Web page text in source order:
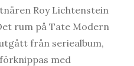
Roy Lichtenstein
rum på Tate Modern
från seriealbum,
med